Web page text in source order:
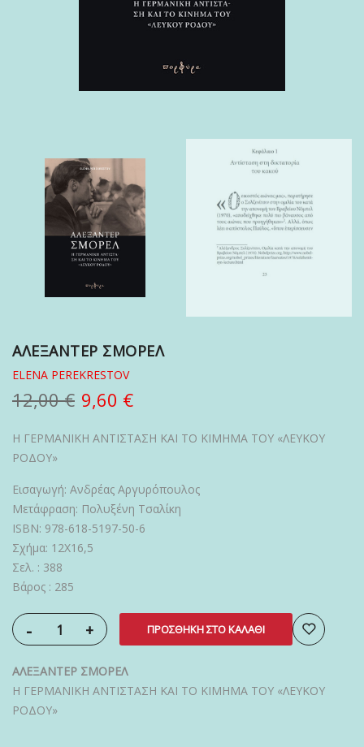
ΑΛΕΞΑΝΤΕΡ ΣΜΟΡΕΛ
ELENA PEREKRESTOV
9,60 €
12,00 €
Η ΓΕΡΜΑΝΙΚΗ ΑΝΤΙΣΤΑΣΗ ΚΑΙ ΤΟ ΚΙΜΗΜΑ ΤΟΥ «ΛΕΥΚΟΥ
ΡΟΔΟΥ»
Εισαγωγή: Ανδρέας Αργυρόπουλος
Μετάφραση: Πολυξένη Τσαλίκη
ISBN: 978-618-5197-50-6
Σχήμα: 12Χ16,5
Σελ. : 388
Βάρος : 285
- + ΠΡΟΣΘΉΚΗ ΣΤΟ ΚΑΛΆΘΙ
ΑΛΕΞΑΝΤΕΡ ΣΜΟΡΕΛ
Η ΓΕΡΜΑΝΙΚΗ ΑΝΤΙΣΤΑΣΗ ΚΑΙ ΤΟ ΚΙΜΗΜΑ ΤΟΥ «ΛΕΥΚΟΥ
ΡΟΔΟΥ»